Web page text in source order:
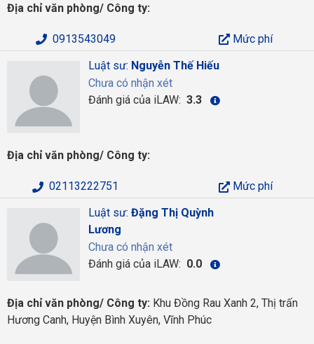
Địa chỉ văn phòng/ Công ty:
0913543049
Mức phí
Luật sư: Nguyễn Thế Hiếu
Chưa có nhận xét
Đánh giá của iLAW: 3.3
Địa chỉ văn phòng/ Công ty:
02113222751
Mức phí
Luật sư: Đặng Thị Quỳnh
Lương
Chưa có nhận xét
Đánh giá của iLAW: 0.0
Địa chỉ văn phòng/ Công ty: Khu Đồng Rau Xanh 2, Thị trấn
Hương Canh, Huyện Bình Xuyên, Vĩnh Phúc